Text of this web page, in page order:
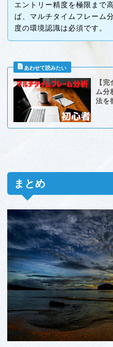
エントリー精度を極限まで
ば、マルチタイムフレーム
度の環境認識は必須です。
【
ム分
法を
まとめ